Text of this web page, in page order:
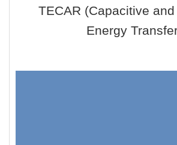
TECAR (Capacitive
Energy